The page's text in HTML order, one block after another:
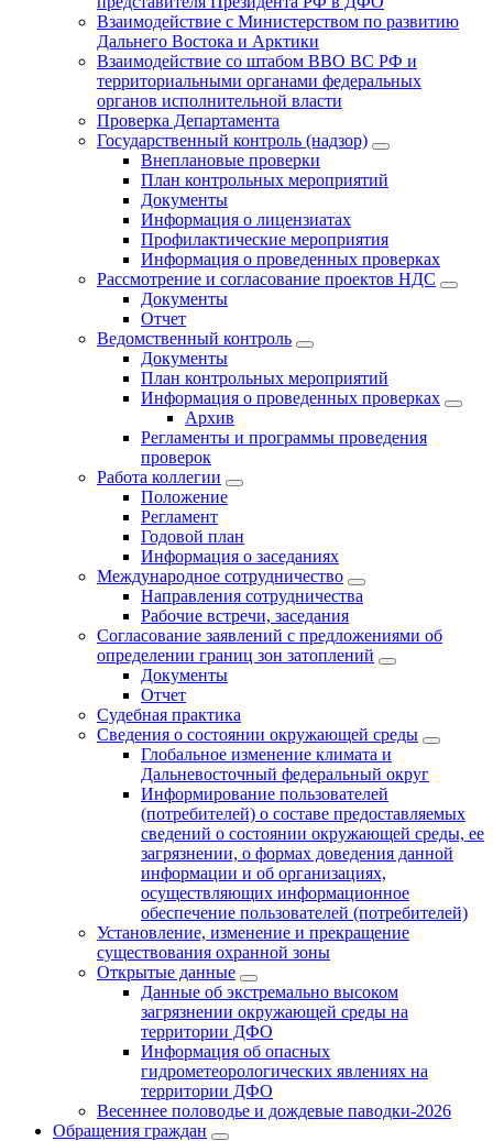
Взаимодействие с Министерством по развитию
Дальнего Востока и Арктики
Взаимодействие со штабом ВВО ВС РФ и
территориальными органами федеральных
органов исполнительной власти
Проверка Департамента
Государственный контроль (надзор)
Внеплановые проверки
План контрольных мероприятий
Документы
Информация о лицензиатах
Профилактические мероприятия
Информация о проведенных проверках
Рассмотрение и согласование проектов НДС
Документы
Отчет
Ведомственный контроль
Документы
План контрольных мероприятий
Информация о проведенных проверках
Архив
Регламенты и программы проведения
проверок
Работа коллегии
Положение
Регламент
Годовой план
Информация о заседаниях
Международное сотрудничество
Направления сотрудничества
Рабочие встречи, заседания
Согласование заявлений с предложениями об
определении границ зон затоплений
Документы
Отчет
Судебная практика
Сведения о состоянии окружающей среды
Глобальное изменение климата и
Дальневосточный федеральный округ
Информирование пользователей
(потребителей) о составе предоставляемых
сведений о состоянии окружающей среды, ее
загрязнении, о формах доведения данной
информации и об организациях,
осуществляющих информационное
обеспечение пользователей (потребителей)
Установление, изменение и прекращение
существования охранной зоны
Открытые данные
Данные об экстремально высоком
загрязнении окружающей среды на
территории ДФО
Информация об опасных
гидрометеорологических явлениях на
территории ДФО
Весеннее половодье и дождевые паводки-2026
Обращения граждан